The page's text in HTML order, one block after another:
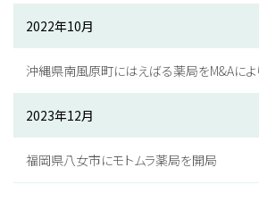
2022年10月
沖縄県南風原町にはえばる薬局をM&Aによ
2023年12月
福岡県八女市にモトムラ薬局を開局